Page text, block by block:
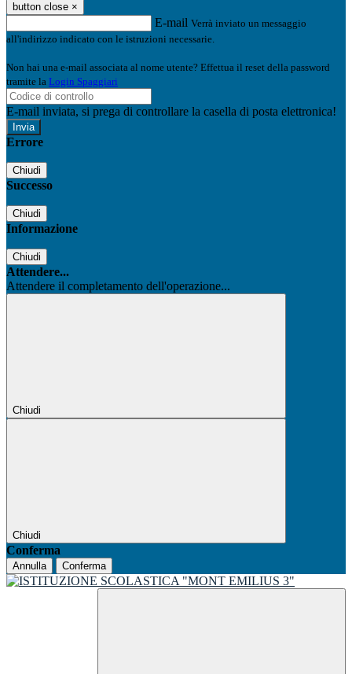
button close ×
E-mail Verrà inviato un messaggio
all'indirizzo indicato con le istruzioni necessarie.
Non hai una e-mail associata al nome utente? Effettua il reset della password
tramite la Login Spaggiari
E-mail inviata, si prega di controllare la casella di posta elettronica!
Errore
Chiudi
Successo
Chiudi
Informazione
Chiudi
Attendere...
Attendere il completamento dell'operazione...
Chiudi
Chiudi
Conferma
Annulla Conferma